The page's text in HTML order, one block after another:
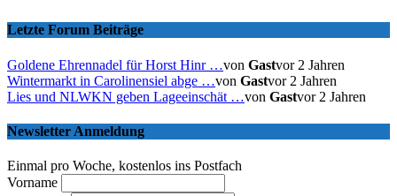
Letzte Forum Beiträge
Goldene Ehrennadel für Horst Hinr …von Gastvor 2 Jahren
Wintermarkt in Carolinensiel abge …von Gastvor 2 Jahren
Lies und NLWKN geben Lageeinschät …von Gastvor 2 Jahren
Newsletter Anmeldung
Einmal pro Woche, kostenlos ins Postfach
Vorname